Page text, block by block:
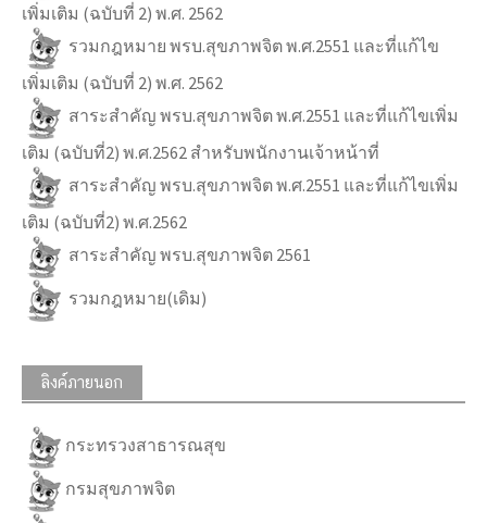
เพิ่มเติม (ฉบับที่ 2) พ.ศ. 2562
รวมกฎหมาย พรบ.สุขภาพจิต พ.ศ.2551 และที่แก้ไข
เพิ่มเติม (ฉบับที่ 2) พ.ศ. 2562
สาระสำคัญ พรบ.สุขภาพจิต พ.ศ.2551 และที่แก้ไขเพิ่ม
เติม (ฉบับที่2) พ.ศ.2562 สำหรับพนักงานเจ้าหน้าที่
สาระสำคัญ พรบ.สุขภาพจิต พ.ศ.2551 และที่แก้ไขเพิ่ม
เติม (ฉบับที่2) พ.ศ.2562
สาระสำคัญ พรบ.สุขภาพจิต 2561
รวมกฎหมาย(เดิม)
ลิงค์ภายนอก
กระทรวงสาธารณสุข
กรมสุขภาพจิต